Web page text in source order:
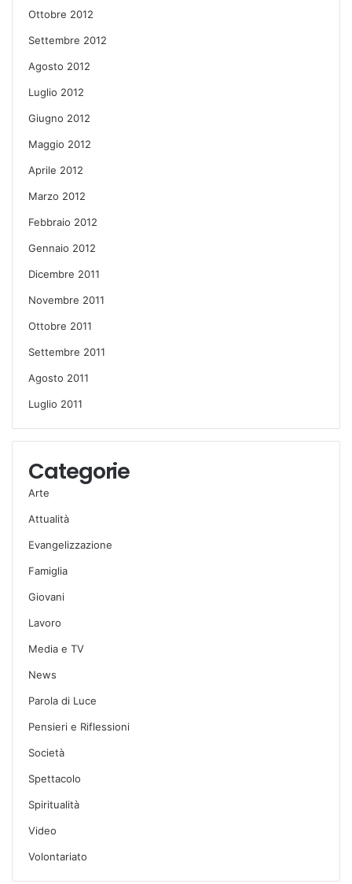
Ottobre 2012
Settembre 2012
Agosto 2012
Luglio 2012
Giugno 2012
Maggio 2012
Aprile 2012
Marzo 2012
Febbraio 2012
Gennaio 2012
Dicembre 2011
Novembre 2011
Ottobre 2011
Settembre 2011
Agosto 2011
Luglio 2011
Categorie
Arte
Attualità
Evangelizzazione
Famiglia
Giovani
Lavoro
Media e TV
News
Parola di Luce
Pensieri e Riflessioni
Società
Spettacolo
Spiritualità
Video
Volontariato